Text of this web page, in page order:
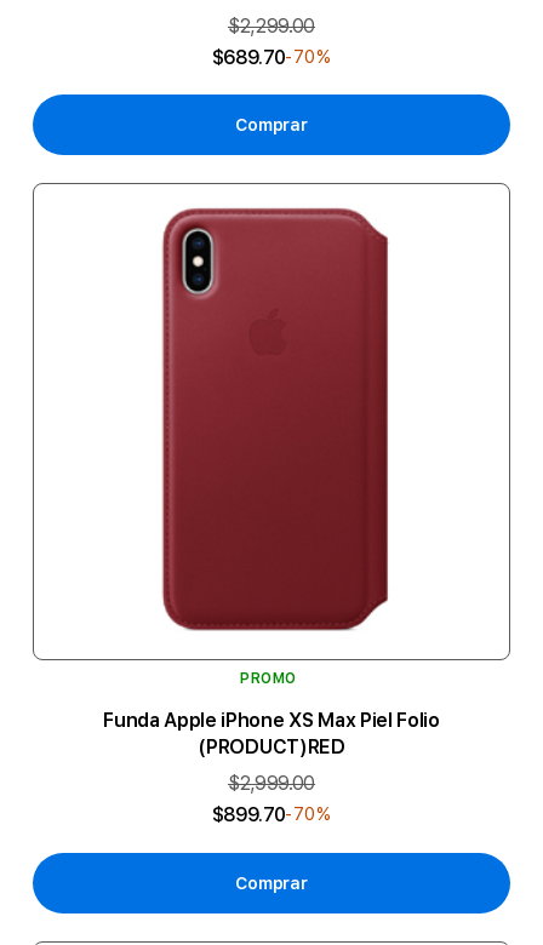
$2,299.00
$689.70-70%
Comprar
PROMO
Funda Apple iPhone XS Max Piel Folio
(PRODUCT)RED
$2,999.00
$899.70-70%
Comprar